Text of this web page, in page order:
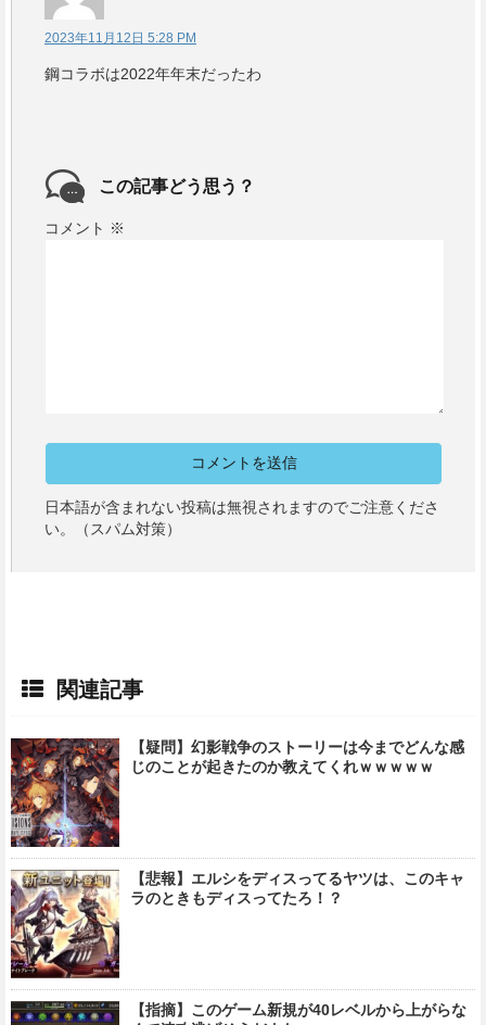
2023年11月12日 5:28 PM
鋼コラボは2022年年末だったわ
この記事どう思う？
コメント ※
日本語が含まれない投稿は無視されますのでご注意くださ
い。（スパム対策）
関連記事
【疑問】幻影戦争のストーリーは今までどんな感
じのことが起きたのか教えてくれｗｗｗｗｗ
【悲報】エルシをディスってるヤツは、このキャ
ラのときもディスってたろ！？
【指摘】このゲーム新規が40レベルから上がらな